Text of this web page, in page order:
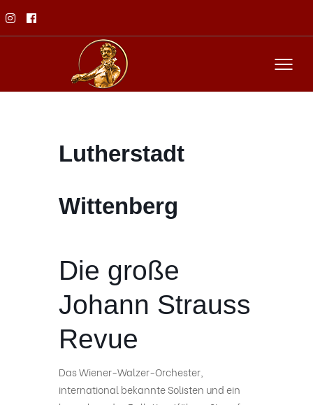
Lutherstadt
Wittenberg
Die große
Johann Strauss
Revue
Das Wiener-Walzer-Orchester,
international bekannte Solisten und ein